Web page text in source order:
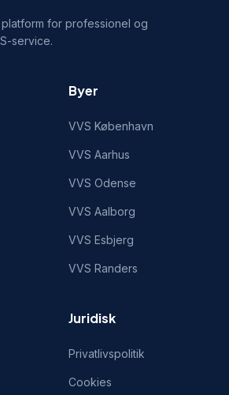
for professionel og
service.
Byer
VVS København
VVS Aarhus
VVS Odense
VVS Aalborg
VVS Esbjerg
VVS Randers
Juridisk
Privatlivspolitik
Cookies